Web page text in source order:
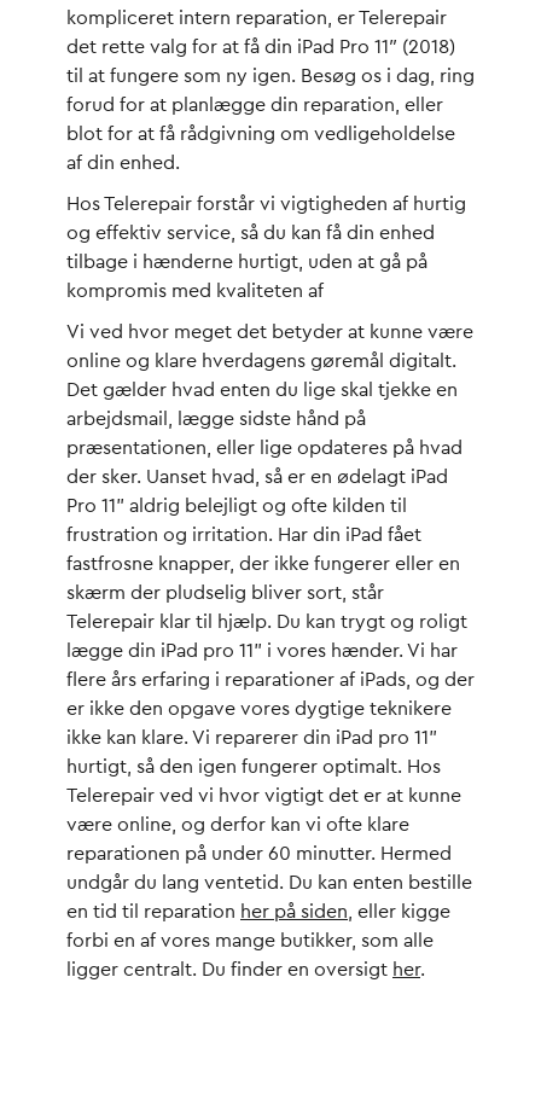
kompliceret intern reparation, er Telerepair
det rette valg for at få din iPad Pro 11″ (2018)
til at fungere som ny igen. Besøg os i dag, ring
forud for at planlægge din reparation, eller
blot for at få rådgivning om vedligeholdelse
af din enhed.
Hos Telerepair forstår vi vigtigheden af hurtig
og effektiv service, så du kan få din enhed
tilbage i hænderne hurtigt, uden at gå på
kompromis med kvaliteten af
Vi ved hvor meget det betyder at kunne være
online og klare hverdagens gøremål digitalt.
Det gælder hvad enten du lige skal tjekke en
arbejdsmail, lægge sidste hånd på
præsentationen, eller lige opdateres på hvad
der sker. Uanset hvad, så er en ødelagt iPad
Pro 11” aldrig belejligt og ofte kilden til
frustration og irritation. Har din iPad fået
fastfrosne knapper, der ikke fungerer eller en
skærm der pludselig bliver sort, står
Telerepair klar til hjælp. Du kan trygt og roligt
lægge din iPad pro 11” i vores hænder. Vi har
flere års erfaring i reparationer af iPads, og der
er ikke den opgave vores dygtige teknikere
ikke kan klare. Vi reparerer din iPad pro 11”
hurtigt, så den igen fungerer optimalt. Hos
Telerepair ved vi hvor vigtigt det er at kunne
være online, og derfor kan vi ofte klare
reparationen på under 60 minutter. Hermed
undgår du lang ventetid. Du kan enten bestille
en tid til reparation her på siden , eller kigge
forbi en af vores mange butikker, som alle
ligger centralt. Du finder en oversigt her.